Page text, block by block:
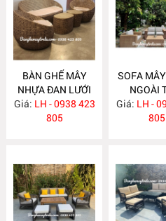
BÀN GHẾ MÂY
NHỰA ĐAN LƯỚI
MẮT CÁO NH372
Giá: LH - 0938 423
805
SOFA
NGOÀI
Giá: LH -
805